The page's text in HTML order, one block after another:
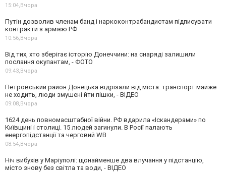
15:04,Вчора
Путін дозволив членам банд і наркоконтрабандистам підписувати
контракти з армією РФ
10:56,Вчора
Від тих, хто зберігає історію Донеччини: на снаряді залишили
послання окупантам, - ФОТО
09:43,Вчора
Петровський район Донецька відрізали від міста: транспорт майже
не ходить, люди змушені йти пішки, - ВІДЕО
09:08,Вчора
1624 день повномасштабної війни. РФ вдарила «Іскандерами» по
Київщині і столиці. 15 людей загинули. В Росії палають
енергопідстанції та черговий WB
08:54,Вчора
Ніч вибухів у Маріуполі: щонайменше два влучання у підстанцію,
місто знову без світла та води, - ВІДЕО